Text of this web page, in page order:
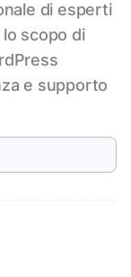
di esperti
lo scopo di
e supporto